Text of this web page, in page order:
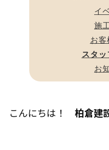
こんにちは！ 柏倉建
イ
施
お客
スタ
お